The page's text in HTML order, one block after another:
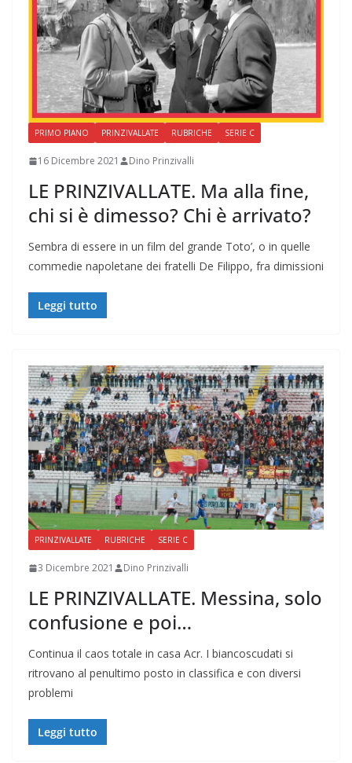
PRIMO PIANO PRINZIVALLATE RUBRICHE SERIE C
16 Dicembre 2021 Dino Prinzivalli
LE PRINZIVALLATE. Ma alla fine,
chi si è dimesso? Chi è arrivato?
Sembra di essere in un film del grande Toto’, o in quelle
commedie napoletane dei fratelli De Filippo, fra dimissioni
Leggi tutto
PRINZIVALLATE RUBRICHE SERIE C
3 Dicembre 2021 Dino Prinzivalli
LE PRINZIVALLATE. Messina, solo
confusione e poi…
Continua il caos totale in casa Acr. I biancoscudati si
ritrovano al penultimo posto in classifica e con diversi
problemi
Leggi tutto